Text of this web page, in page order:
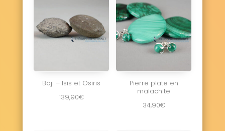
Boji – Isis et Osiris
139,90€
Pierre plate en
malachite
34,90€